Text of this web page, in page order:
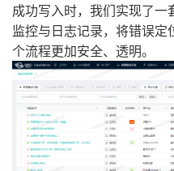
成功写入时，我们实现了
监控与日志记录，将错误
个流程更加安全、透明。